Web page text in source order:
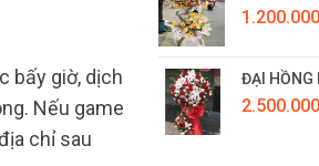
bấy giờ, dịch
Nếu game
chỉ sau
ĐẠI HỒNG